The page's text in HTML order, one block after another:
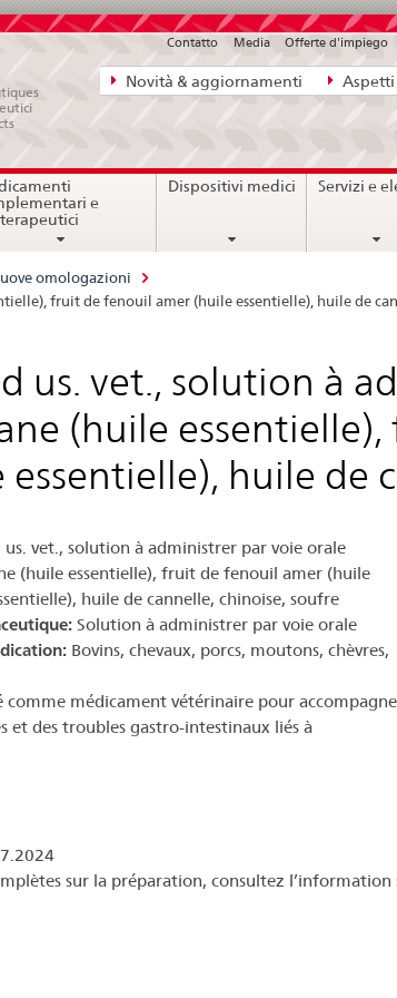
Navigazione
diretta:
aspetti
Novità & aggiornamenti
Contatto Media Offerte d'impiego
e
Dispositivi medici Servizi e
omologazioni
fruit de fenouil amer (huile essentielle), huile de
us. vet., solution à
(huile
huile de
us. vet., solution à administrer par voie orale
(huile essentielle), fruit de fenouil amer (huile
huile de cannelle, chinoise, soufre
Solution à administrer par voie orale
Bovins, chevaux, porcs, moutons, chèvres,
médicament vétérinaire pour
et des troubles gastro-intestinaux liés à
sur la préparation, consultez l’information